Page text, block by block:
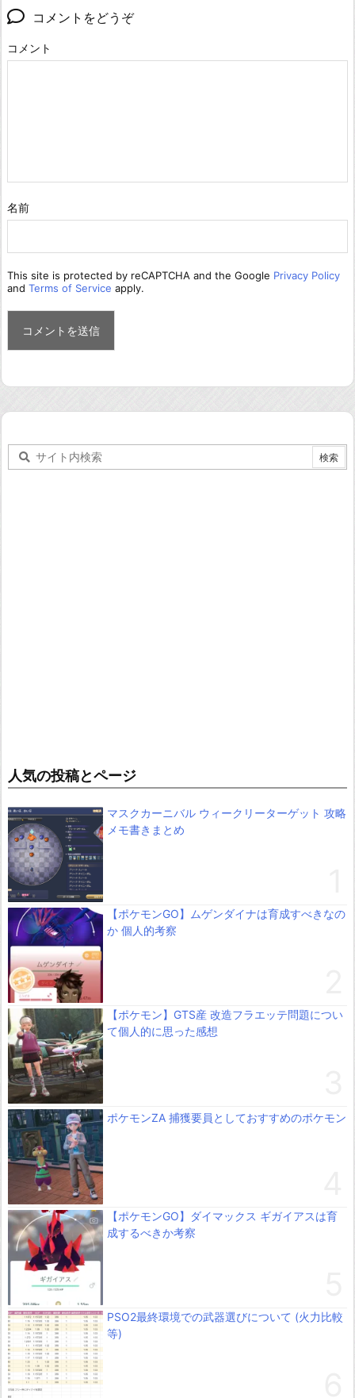
コメントをどうぞ
コメント
名前
This site is protected by reCAPTCHA and the Google Privacy Policy
and Terms of Service apply.
人気の投稿とページ
マスクカーニバル ウィークリーターゲット 攻略
メモ書きまとめ
【ポケモンGO】ムゲンダイナは育成すべきなの
か 個人的考察
【ポケモン】GTS産 改造フラエッテ問題につい
て個人的に思った感想
ポケモンZA 捕獲要員としておすすめのポケモン
【ポケモンGO】ダイマックス ギガイアスは育
成するべきか考察
PSO2最終環境での武器選びについて (火力比較
等)